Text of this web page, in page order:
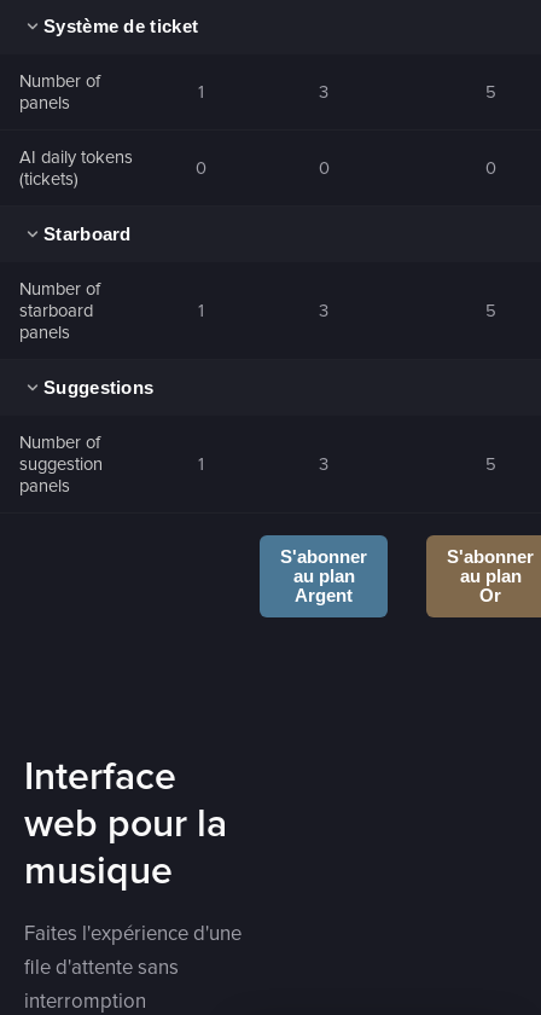
Système de ticket
Number of
panels
1 3 5
AI daily tokens
(tickets)
0 0 0
Starboard
Number of
starboard
panels
1 3 5
Suggestions
Number of
suggestion
panels
1 3 5
S'abonner
au plan
Argent
S'abonner
au plan
Or
Interface
web pour la
musique
Faites l'expérience d'une
file d'attente sans
interromption